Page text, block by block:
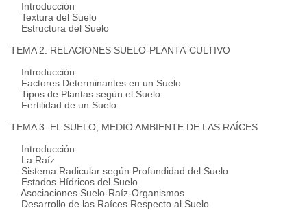
Introducción
Textura del Suelo
Estructura del Suelo
TEMA 2. RELACIONES SUELO-PLANTA-CULTIVO
Introducción
Factores Determinantes en un Suelo
Tipos de Plantas según el Suelo
Fertilidad de un Suelo
TEMA 3. EL SUELO, MEDIO AMBIENTE DE LAS RAÍCES
Introducción
La Raíz
Sistema Radicular según Profundidad del Suelo
Estados Hídricos del Suelo
Asociaciones Suelo-Raíz-Organismos
Desarrollo de las Raíces Respecto al Suelo